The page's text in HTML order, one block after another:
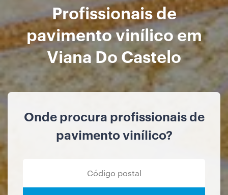
Profissionais de
pavimento vinílico em
Viana Do Castelo
Onde procura profissionais de
pavimento vinílico?